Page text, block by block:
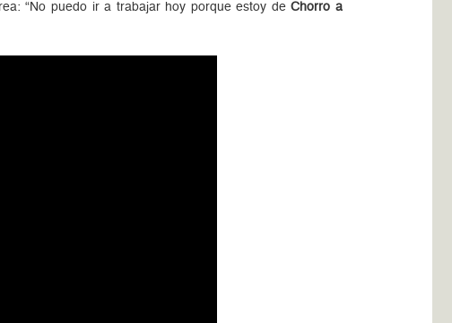
“No puedo ir a trabajar hoy porque estoy deChorro a